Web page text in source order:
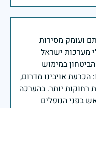
ועומק מסירות
מערכות ישראל
במימוש
אויבינו מדרום,
רחוקות יותר. בהערכה
בפני הנופלים